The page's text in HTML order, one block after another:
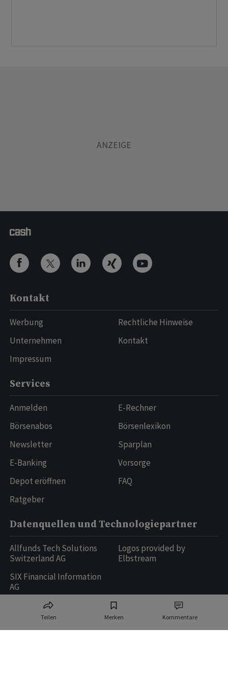
Teilen Merken Kommentare
Kontakt
Werbung
Unternehmen
Impressum
Rechtliche Hinweise
Kontakt
Services
Anmelden
Börsenabos
Newsletter
E-Banking
Depot eröffnen
Ratgeber
E-Rechner
Börsenlexikon
Sparplan
Vorsorge
FAQ
Datenquellen und Technologiepartner
Allfunds Tech Solutions
Switzerland AG
SIX Financial Information
AG
Logos provided by
Elbstream